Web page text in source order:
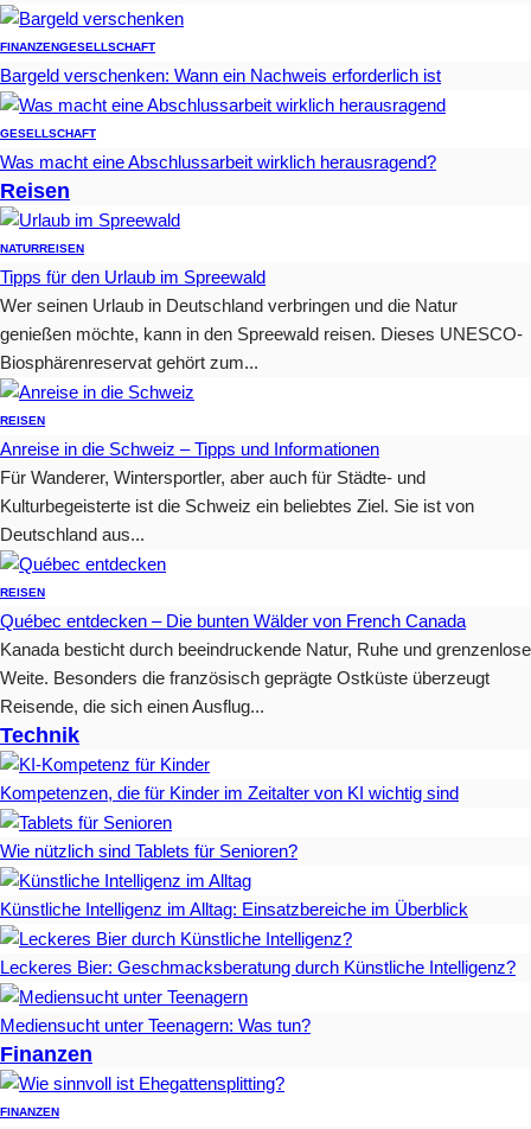
FINANZENGESELLSCHAFT
Bargeld verschenken: Wann ein Nachweis erforderlich ist
GESELLSCHAFT
Was macht eine Abschlussarbeit wirklich herausragend?
Reisen
NATURREISEN
Tipps für den Urlaub im Spreewald
Wer seinen Urlaub in Deutschland verbringen und die Natur
genießen möchte, kann in den Spreewald reisen. Dieses UNESCO-
Biosphärenreservat gehört zum...
REISEN
Anreise in die Schweiz – Tipps und Informationen
Für Wanderer, Wintersportler, aber auch für Städte- und
Kulturbegeisterte ist die Schweiz ein beliebtes Ziel. Sie ist von
Deutschland aus...
REISEN
Québec entdecken – Die bunten Wälder von French Canada
Kanada besticht durch beeindruckende Natur, Ruhe und grenzenlose
Weite. Besonders die französisch geprägte Ostküste überzeugt
Reisende, die sich einen Ausflug...
Technik
Kompetenzen, die für Kinder im Zeitalter von KI wichtig sind
Wie nützlich sind Tablets für Senioren?
Künstliche Intelligenz im Alltag: Einsatzbereiche im Überblick
Leckeres Bier: Geschmacksberatung durch Künstliche Intelligenz?
Mediensucht unter Teenagern: Was tun?
Finanzen
FINANZEN